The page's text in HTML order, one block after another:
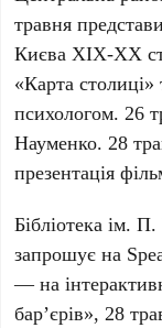
травня
Києва ХІХ-ХХ
«Карта
психологом. 26
Науменко. 28
презентація
Бібліотека ім.
запрошує на
— на
бар’єрів», 28